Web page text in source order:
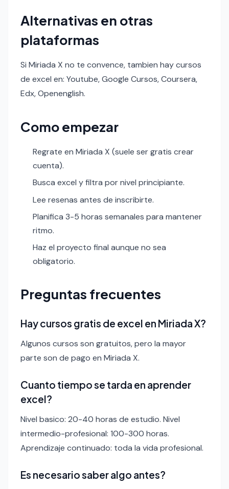
Alternativas en otras
plataformas
Si Miriada X no te convence, tambien hay cursos
de excel en: Youtube, Google Cursos, Coursera,
Edx, Openenglish.
Como empezar
Regrate en Miriada X (suele ser gratis crear
cuenta).
Busca excel y filtra por nivel principiante.
Lee resenas antes de inscribirte.
Planifica 3-5 horas semanales para mantener
ritmo.
Haz el proyecto final aunque no sea
obligatorio.
Preguntas frecuentes
Hay cursos gratis de excel en Miriada X?
Algunos cursos son gratuitos, pero la mayor
parte son de pago en Miriada X.
Cuanto tiempo se tarda en aprender
excel?
Nivel basico: 20-40 horas de estudio. Nivel
intermedio-profesional: 100-300 horas.
Aprendizaje continuado: toda la vida profesional.
Es necesario saber algo antes?